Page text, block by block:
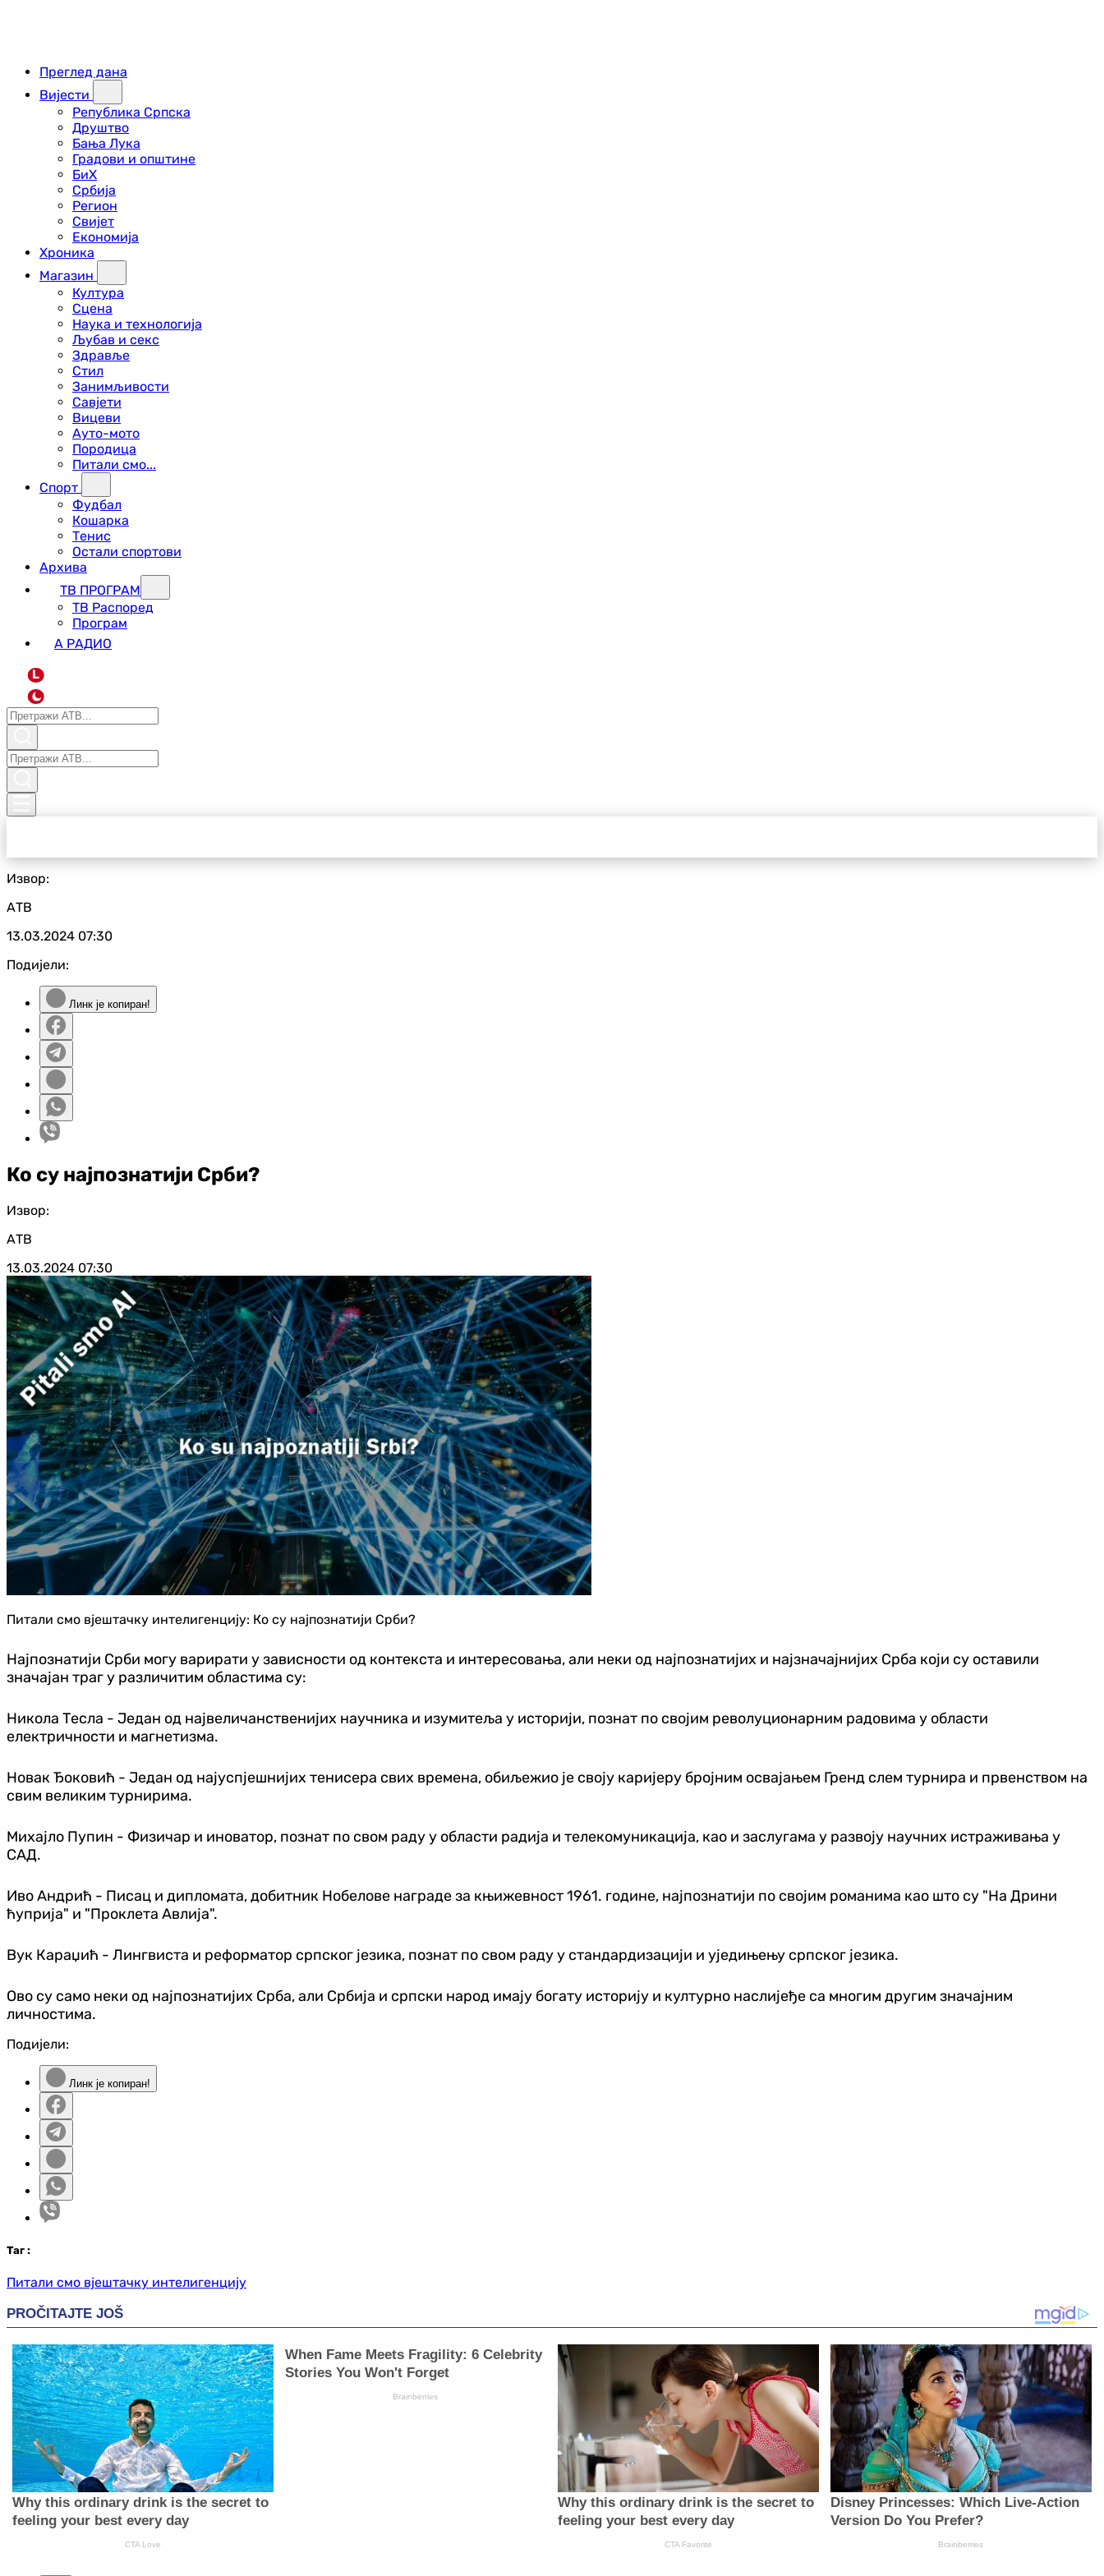
Преглед дана
Вијести
Република Српска
Друштво
Бања Лука
Градови и општине
БиХ
Србија
Регион
Свијет
Економија
Хроника
Магазин
Култура
Сцена
Наука и технологија
Љубав и секс
Здравље
Стил
Занимљивости
Савјети
Вицеви
Ауто-мото
Породица
Питали смо...
Спорт
Фудбал
Кошарка
Тенис
Остали спортови
Архива
ТВ ПРОГРАМ
ТВ Распоред
Програм
А РАДИО
L
Извор:
АТВ
13.03.2024 07:30
Подијели:
Линк је копиран!
Ко су најпознатији Срби?
Извор:
АТВ
13.03.2024 07:30
Питали смо вјештачку интелигенцију: Ко су најпознатији Срби?
Најпознатији Срби могу варирати у зависности од контекста и интересовања, али неки од најпознатијих и најзначајнијих Срба који су оставили
значајан траг у различитим областима су:
Никола Тесла - Један од највеличанственијих научника и изумитеља у историји, познат по својим револуционарним радовима у области
електричности и магнетизма.
Новак Ђоковић - Један од најуспјешнијих тенисера свих времена, обиљежио је своју каријеру бројним освајањем Гренд слем турнира и првенством на
свим великим турнирима.
Михајло Пупин - Физичар и иноватор, познат по свом раду у области радија и телекомуникација, као и заслугама у развоју научних истраживања у
САД.
Иво Андрић - Писац и дипломата, добитник Нобелове награде за књижевност 1961. године, најпознатији по својим романима као што су "На Дрини
ћуприја" и "Проклета Авлија".
Вук Караџић - Лингвиста и реформатор српског језика, познат по свом раду у стандардизацији и уједињењу српског језика.
Ово су само неки од најпознатијих Срба, али Србија и српски народ имају богату историју и културно наслијеђе са многим другим значајним
личностима.
Подијели:
Линк је копиран!
Таг :
Питали смо вјештачку интелигенцију